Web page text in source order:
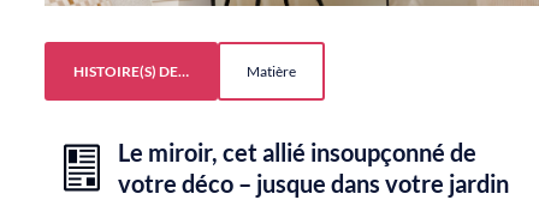
HISTOIRE(S) DE… Matière
Le miroir, cet allié insoupçonné de
votre déco – jusque dans votre jardin